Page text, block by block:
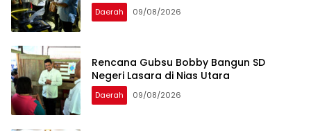
Daerah 09/08/2026
Rencana Gubsu Bobby Bangun SD
Negeri Lasara di Nias Utara
Daerah 09/08/2026